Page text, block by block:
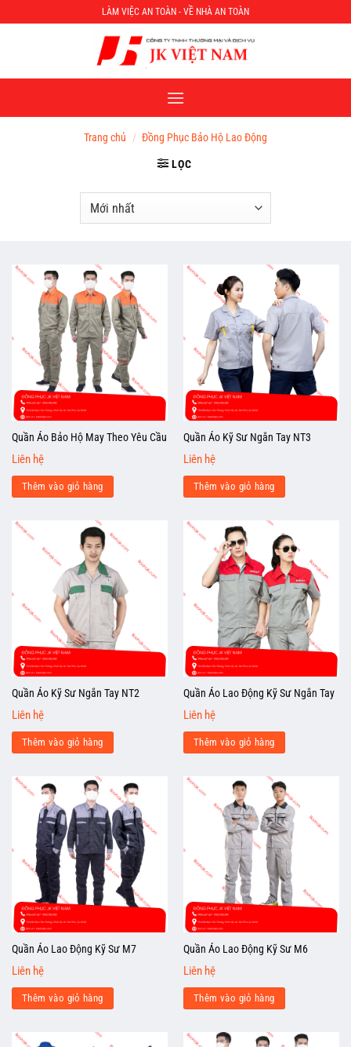
đến
LÀM VIỆC AN TOÀN - VỀ NHÀ AN TOÀN
Trang chủ / Đồng Phục Bảo Hộ Lao Động
LỌC
Quần Áo Bảo Hộ May Theo Yêu Cầu
Liên hệ
Thêm vào giỏ hàng
Quần Áo Kỹ Sư Ngắn Tay NT3
Liên hệ
Thêm vào giỏ hàng
Quần Áo Kỹ Sư Ngắn Tay NT2
Liên hệ
Thêm vào giỏ hàng
Quần Áo Lao Động Kỹ Sư Ngắn Tay
Liên hệ
Thêm vào giỏ hàng
Quần Áo Lao Động Kỹ Sư M7
Liên hệ
Thêm vào giỏ hàng
Quần Áo Lao Động Kỹ Sư M6
Liên hệ
Thêm vào giỏ hàng